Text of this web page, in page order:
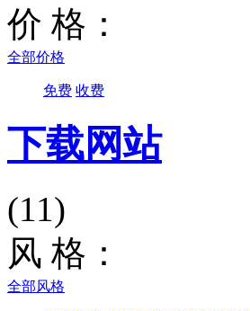
价 格：
全部价格
免费 收费
下载网站
(11)
风 格：
全部风格